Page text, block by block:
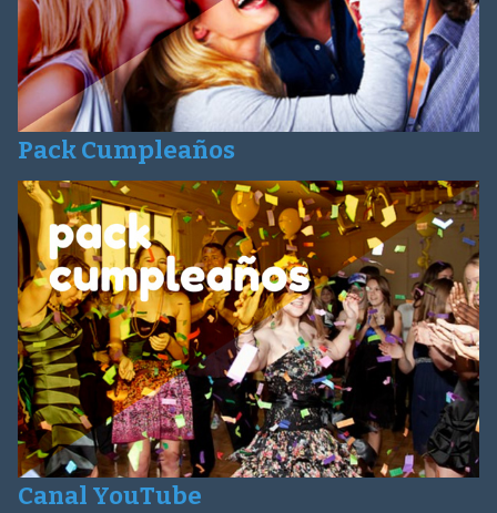
Pack Cumpleaños
Canal YouTube